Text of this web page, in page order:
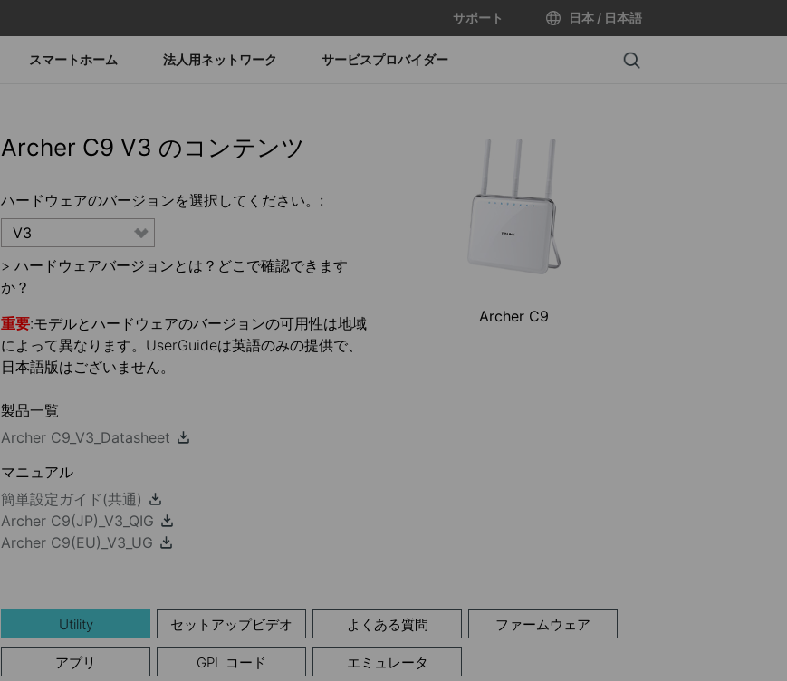
サポート 日本 / 日本語
スマートホーム 法人用ネットワーク サービスプロバイダー Search
Archer C9 V3 のコンテンツ
ハードウェアのバージョンを選択してください。:
V3
> ハードウェアバージョンとは？どこで確認できます
か？
重要:モデルとハードウェアのバージョンの可用性は地域
によって異なります。UserGuideは英語のみの提供で、
日本語版はございません。
製品一覧
Archer C9_V3_Datasheet
マニュアル
簡単設定ガイド(共通)
Archer C9(JP)_V3_QIG
Archer C9(EU)_V3_UG
Archer C9
Utility セットアップビデオ よくある質問 ファームウェア
アプリ GPL コード エミュレータ